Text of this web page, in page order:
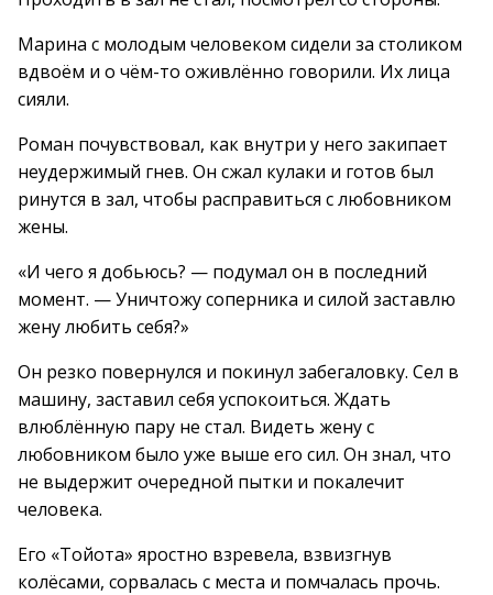
Марина с молодым человеком сидели за столиком
вдвоём и о чём-то оживлённо говорили. Их лица
сияли.
Роман почувствовал, как внутри у него закипает
неудержимый гнев. Он сжал кулаки и готов был
ринутся в зал, чтобы расправиться с любовником
жены.
«И чего я добьюсь? — подумал он в последний
момент. — Уничтожу соперника и силой заставлю
жену любить себя?»
Он резко повернулся и покинул забегаловку. Сел в
машину, заставил себя успокоиться. Ждать
влюблённую пару не стал. Видеть жену с
любовником было уже выше его сил. Он знал, что
не выдержит очередной пытки и покалечит
человека.
Его «Тойота» яростно взревела, взвизгнув
колёсами, сорвалась с места и помчалась прочь.